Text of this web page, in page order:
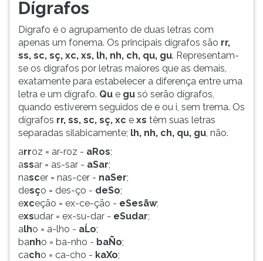
Dígrafos
Dígrafo é o agrupamento de duas letras com
apenas um fonema. Os principais dígrafos são rr,
ss, sc, sç, xc, xs, lh, nh, ch, qu, gu. Representam-
se os dígrafos por letras maiores que as demais,
exatamente para estabelecer a diferença entre uma
letra e um dígrafo. Qu e gu só serão dígrafos,
quando estiverem seguidos de e ou i, sem trema. Os
dígrafos rr, ss, sc, sç, xc e xs têm suas letras
separadas silabicamente; lh, nh, ch, qu, gu, não.
arroz = ar-roz - aRos;
assar = as-sar - aSar;
nascer = nas-cer - naSer;
desço = des-ço - deSo;
exceção = ex-ce-ção - eSesãw;
exsudar = ex-su-dar - eSudar;
alho = a-lho - aĹo;
banho = ba-nho - baÑo;
cacho = ca-cho - kaXo;